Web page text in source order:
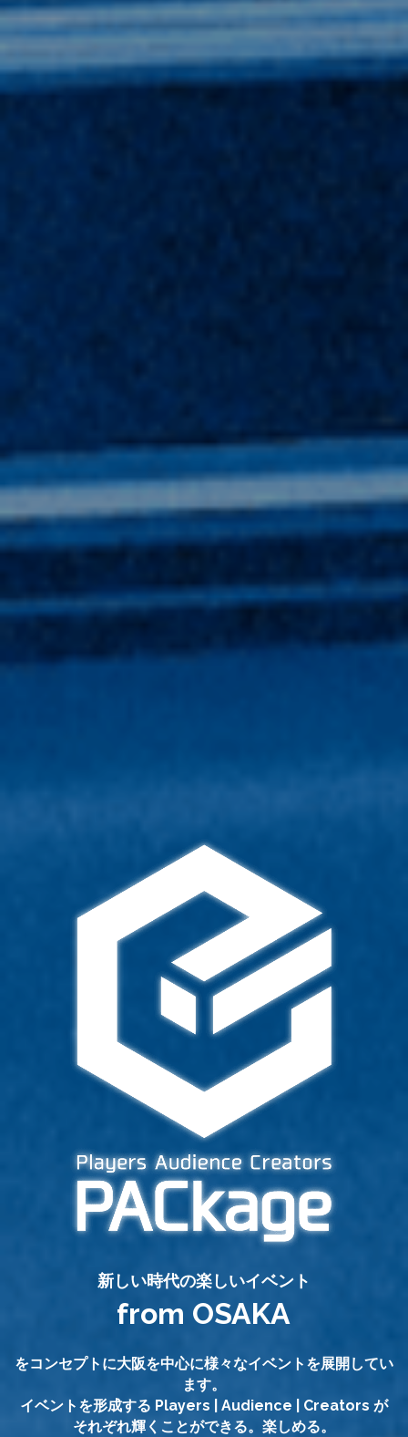
新しい時代の楽しいイベント
from OSAKA
をコンセプトに大阪を中心に様々なイベントを展開してい
ます。
イベントを形成する Players | Audience | Creators が
それぞれ輝くことができる。楽しめる。